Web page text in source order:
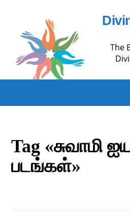
The
Tag «சுவாமி
படங்கள்»